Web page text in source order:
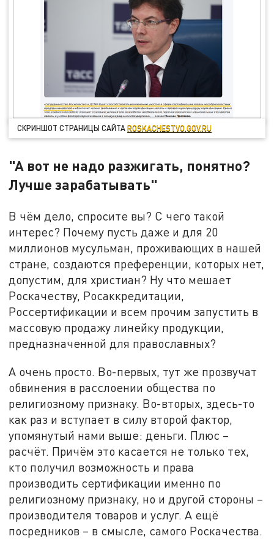
СКРИНШОТ СТРАНИЦЫ САЙТАROSKACHESTVO.GOV.RU
"А вот не надо разжигать, понятно?
Лучше зарабатывать"
В чём дело, спросите вы? С чего такой
интерес? Почему пусть даже и для 20
миллионов мусульман, проживающих в нашей
стране, создаются преференции, которых нет,
допустим, для христиан? Ну что мешает
Роскачеству, Росаккредитации,
Россертификации и всем прочим запустить в
массовую продажу линейку продукции,
предназначенной для православных?
А очень просто. Во-первых, тут же прозвучат
обвинения в расслоении общества по
религиозному признаку. Во-вторых, здесь-то
как раз и вступает в силу второй фактор,
упомянутый нами выше: деньги. Плюс –
расчёт. Причём это касается не только тех,
кто получил возможность и права
производить сертификации именно по
религиозному признаку, но и другой стороны –
производителя товаров и услуг. А ещё
посредников – в смысле, самого Роскачества.